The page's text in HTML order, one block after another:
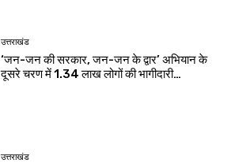
उत्तराखंड
‘जन-जन की सरकार, जन-जन के द्वार’ अभियान के
दूसरे चरण में 1.34 लाख लोगों की भागीदारी…
उत्तराखंड